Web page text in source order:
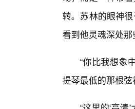
转。苏林的眼神
看到他灵魂深处那
“你比我想象
提琴最低的那根弦